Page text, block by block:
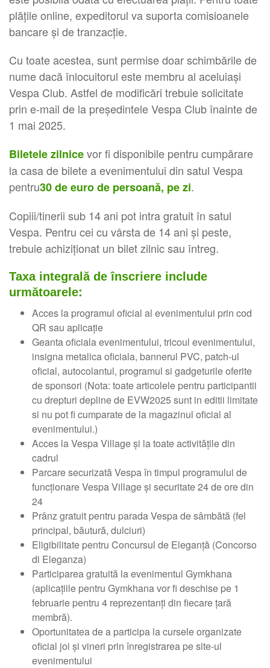
plățile online, expeditorul va suporta comisioanele
bancare și de tranzacție.
Cu toate acestea, sunt permise doar schimbările de
nume dacă înlocuitorul este membru al aceluiași
Vespa Club. Astfel de modificări trebuie solicitate
prin e-mail de la președintele Vespa Club înainte de
1 mai 2025.
Biletele zilnicevor fi disponibile pentru cumpărare
la casa de bilete a evenimentului din satul Vespa
pentru30 de euro de persoană, pe zi.
Copiii/tinerii sub 14 ani pot intra gratuit în satul
Vespa. Pentru cei cu vârsta de 14 ani și peste,
trebuie achiziționat un bilet zilnic sau întreg.
Taxa integrală de înscriere include
următoarele:
Acces la programul oficial al evenimentului prin cod
QR sau aplicație
Geanta oficiala evenimentului, tricoul evenimentului,
insigna metalica oficiala, bannerul PVC, patch-ul
oficial, autocolantul, programul si gadgeturile oferite
de sponsori (Nota: toate articolele pentru participantii
cu drepturi depline de EVW2025 sunt in editii limitate
si nu pot fi cumparate de la magazinul oficial al
evenimentului.)
Acces la Vespa Village și la toate activitățile din
cadrul
Parcare securizată Vespa în timpul programului de
funcționare Vespa Village și securitate 24 de ore din
24
Prânz gratuit pentru parada Vespa de sâmbătă (fel
principal, băutură, dulciuri)
Eligibilitate pentru Concursul de Eleganță (Concorso
di Eleganza)
Participarea gratuită la evenimentul Gymkhana
(aplicațiile pentru Gymkhana vor fi deschise pe 1
februarie pentru 4 reprezentanți din fiecare țară
membră).
Oportunitatea de a participa la cursele organizate
oficial joi și vineri prin înregistrarea pe site-ul
evenimentului